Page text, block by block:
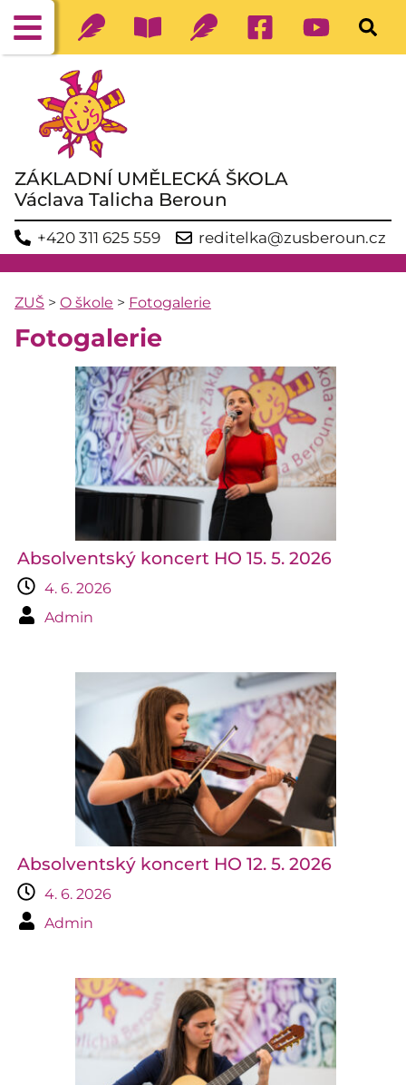
ZÁKLADNÍ UMĚLECKÁ ŠKOLA
Václava Talicha Beroun
+420 311 625 559 reditelka@zusberoun.cz
ZUŠ > O škole > Fotogalerie
Fotogalerie
Absolventský koncert HO 15. 5. 2026
4. 6. 2026
Admin
Absolventský koncert HO 12. 5. 2026
4. 6. 2026
Admin